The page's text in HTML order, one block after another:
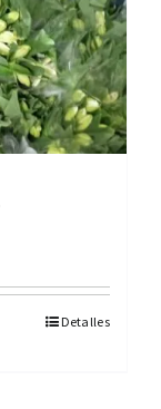
Detalles